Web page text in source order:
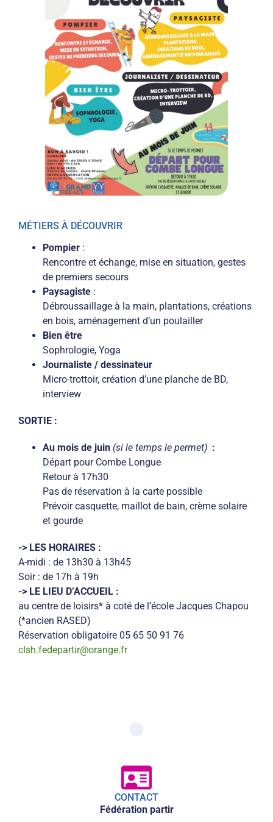
MÉTIERS À DÉCOUVRIR
Pompier :
Rencontre et échange, mise en situation, gestes
de premiers secours
Paysagiste :
Débroussaillage à la main, plantations, créations
en bois, aménagement d’un poulailler
Bien être
Sophrologie, Yoga
Journaliste / dessinateur
Micro-trottoir, création d’une planche de BD,
interview
SORTIE :
Au mois de juin (si le temps le permet) :
Départ pour Combe Longue
Retour à 17h30
Pas de réservation à la carte possible
Prévoir casquette, maillot de bain, crème solaire
et gourde
-> LES HORAIRES :
A-midi : de 13h30 à 13h45
Soir : de 17h à 19h
-> LE LIEU D’ACCUEIL :
au centre de loisirs* à coté de l’école Jacques Chapou
(*ancien RASED)
Réservation obligatoire 05 65 50 91 76
clsh.fedepartir@orange.fr
CONTACT
Fédération partir